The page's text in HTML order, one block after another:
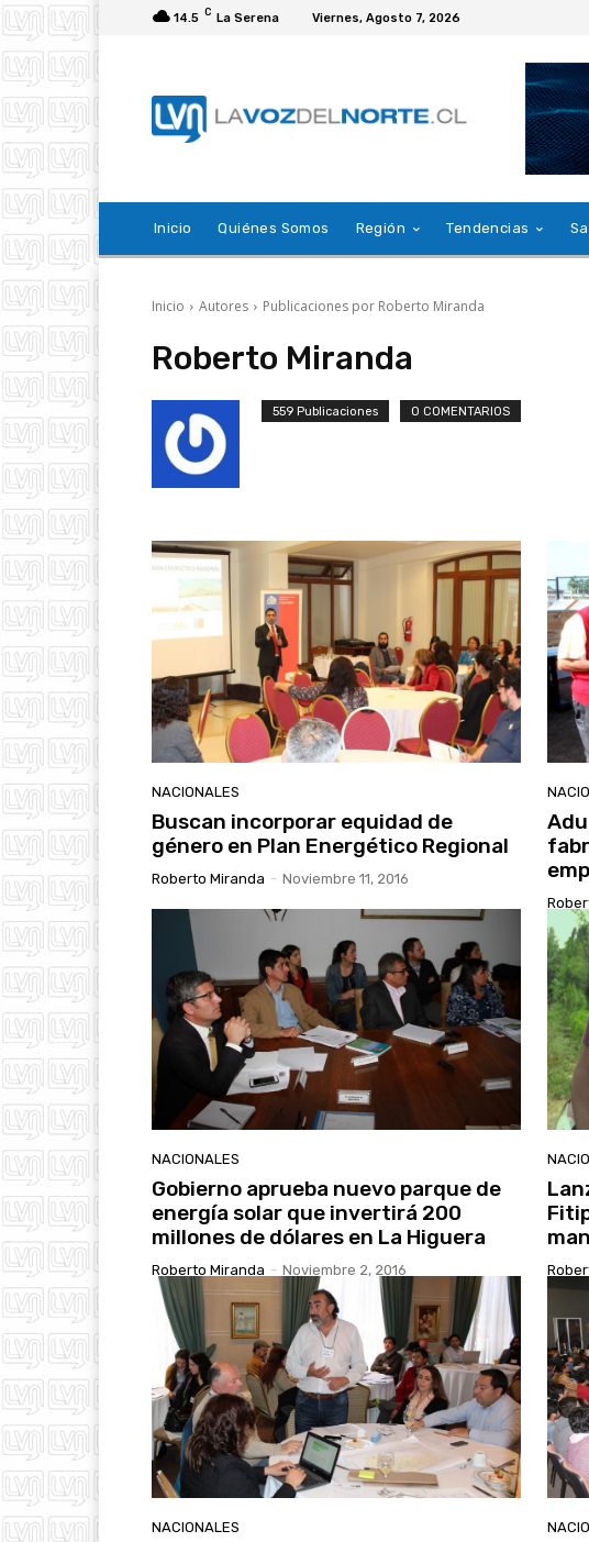
14.5 C La Serena Viernes, Agosto 7, 2026
Inicio Quiénes Somos Región Tendencias
Inicio Autores Publicaciones por Roberto Miranda
Roberto Miranda
559 Publicaciones 0 COMENTARIOS
NACIONALES
Buscan incorporar equidad de
género en Plan Energético Regional
Roberto Miranda - Noviembre 11, 2016
NACIONALES
Gobierno aprueba nuevo parque de
energía solar que invertirá 200
millones de dólares en La Higuera
Roberto Miranda - Noviembre 2, 2016
NACIONALES